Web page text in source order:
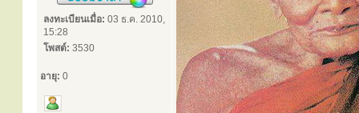
ลงทะเบียนเมื่อ: 03 ธ.ค. 2010,
15:28
โพสต์: 3530
อายุ: 0